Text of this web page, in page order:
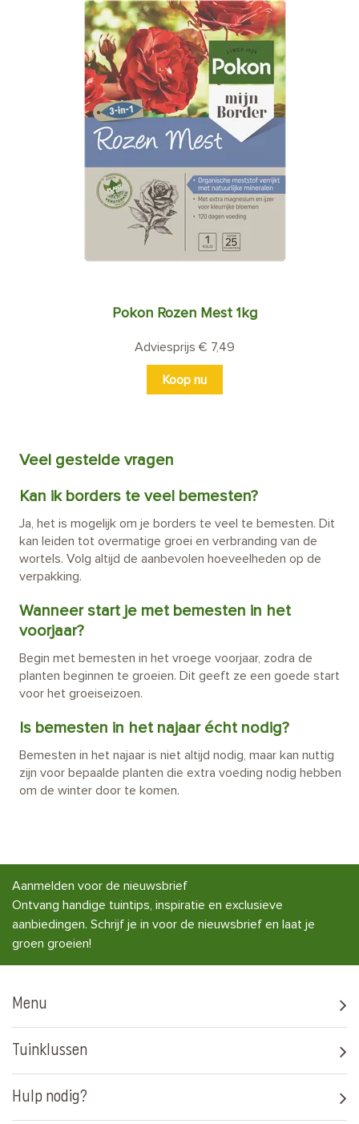
Pokon Rozen Mest 1kg
Adviesprijs € 7,49
Koop nu
Veel gestelde vragen
Kan ik borders te veel bemesten?
Ja, het is mogelijk om je borders te veel te bemesten. Dit
kan leiden tot overmatige groei en verbranding van de
wortels. Volg altijd de aanbevolen hoeveelheden op de
verpakking.
Wanneer start je met bemesten in het
voorjaar?
Begin met bemesten in het vroege voorjaar, zodra de
planten beginnen te groeien. Dit geeft ze een goede start
voor het groeiseizoen.
Is bemesten in het najaar écht nodig?
Bemesten in het najaar is niet altijd nodig, maar kan nuttig
zijn voor bepaalde planten die extra voeding nodig hebben
om de winter door te komen.
Aanmelden voor de nieuwsbrief
Ontvang handige tuintips, inspiratie en exclusieve
aanbiedingen. Schrijf je in voor de nieuwsbrief en laat je
groen groeien!
Menu
Tuinklussen
Hulp nodig?